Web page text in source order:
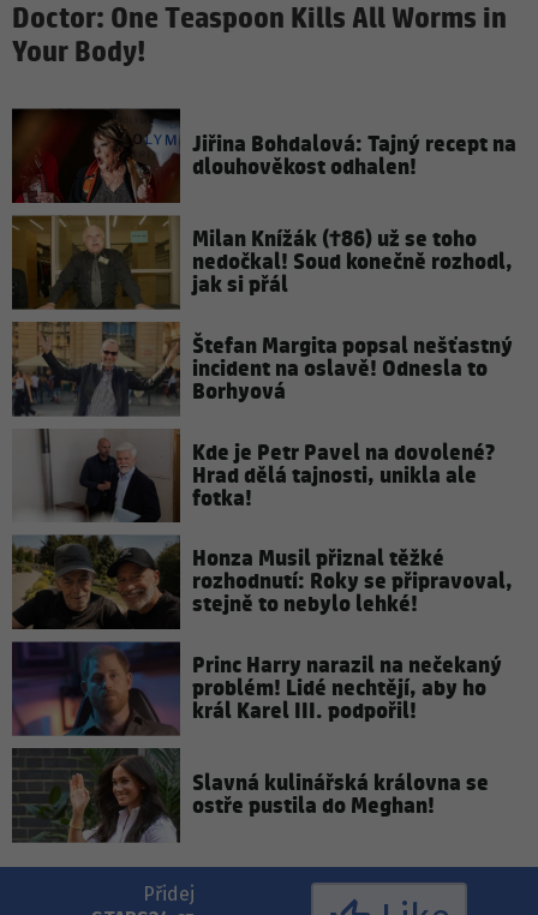
Doctor: One Teaspoon Kills All Worms in
Your Body!
Jiřina Bohdalová: Tajný recept na
dlouhověkost odhalen!
Milan Knížák (†86) už se toho
nedočkal! Soud konečně rozhodl,
jak si přál
Štefan Margita popsal nešťastný
incident na oslavě! Odnesla to
Borhyová
Kde je Petr Pavel na dovolené?
Hrad dělá tajnosti, unikla ale
fotka!
Honza Musil přiznal těžké
rozhodnutí: Roky se připravoval,
stejně to nebylo lehké!
Princ Harry narazil na nečekaný
problém! Lidé nechtějí, aby ho
král Karel III. podpořil!
Slavná kulinářská královna se
ostře pustila do Meghan!
Přidej